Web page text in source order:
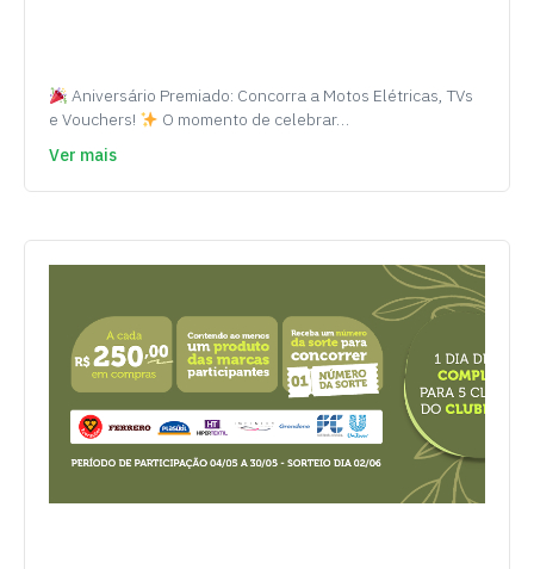
Aniversário Premiado: Concorra a Motos Elétricas, TVs
e Vouchers!
O momento de celebrar…
Ver mais